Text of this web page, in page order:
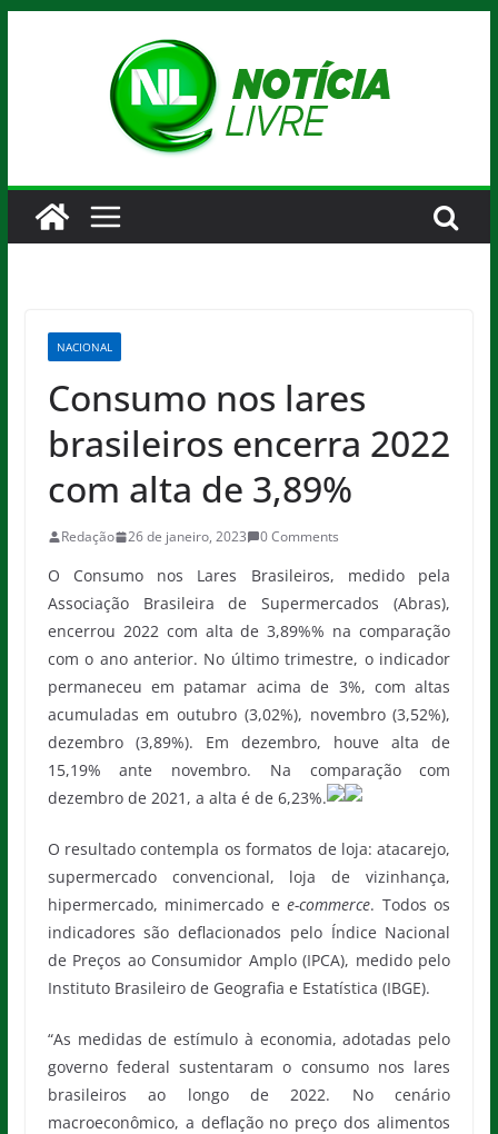
NACIONAL
Consumo nos lares
brasileiros encerra 2022
com alta de 3,89%
Redação 26 de janeiro, 2023 0 Comments
O Consumo nos Lares Brasileiros, medido pela
Associação Brasileira de Supermercados (Abras),
encerrou 2022 com alta de 3,89%% na comparação
com o ano anterior. No último trimestre, o indicador
permaneceu em patamar acima de 3%, com altas
acumuladas em outubro (3,02%), novembro (3,52%),
dezembro (3,89%). Em dezembro, houve alta de
15,19% ante novembro. Na comparação com
dezembro de 2021, a alta é de 6,23%.
O resultado contempla os formatos de loja: atacarejo,
supermercado convencional, loja de vizinhança,
hipermercado, minimercado ee-commerce. Todos os
indicadores são deflacionados pelo Índice Nacional
de Preços ao Consumidor Amplo (IPCA), medido pelo
Instituto Brasileiro de Geografia e Estatística (IBGE).
“As medidas de estímulo à economia, adotadas pelo
governo federal sustentaram o consumo nos lares
brasileiros ao longo de 2022. No cenário
macroeconômico, a deflação no preço dos alimentos